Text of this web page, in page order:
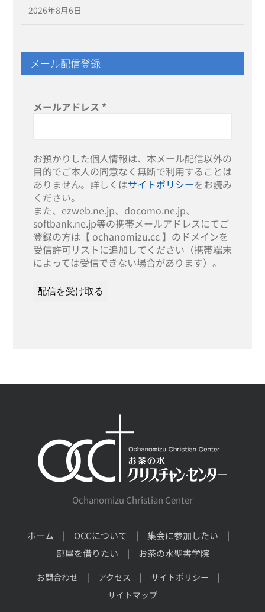
2026年8月6日
メール配信登録
メールアドレス *
お預かりした個人情報は、本メール配信以外の
目的でご本人の同意なく無断で利用することは
ありません。詳しくはサイトポリシーをお読み
ください。
また、ezweb.ne.jp、docomo.ne.jp、
softbank.ne.jp等の携帯メールアドレスにてご
登録の方は【 ochanomizu.cc 】のドメインを
受信許可リストに追加してください（携帯端末
によっては受信できない場合があります）。
Ochanomizu Christian Center
ホーム OCCについて
集会に参加したい
部屋を借りたい
お茶の水聖書学院
お問合わせ アクセス
サイトポリシー
サイトマップ